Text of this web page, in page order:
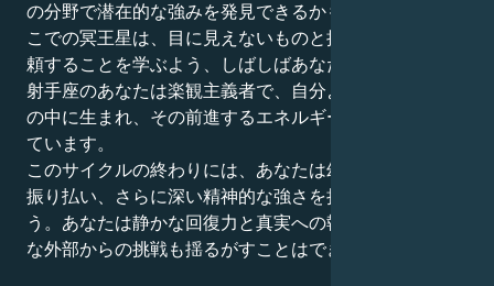
の分野で潜在的な強みを発見できるかもしれません。こ
こでの冥王星は、目に見えないものと接触し、直感を信
頼することを学ぶよう、しばしばあなたを鼓舞します。
射手座のあなたは楽観主義者で、自分よりも大きなもの
の中に生まれ、その前進するエネルギーは可能性に満ち
ています。
このサイクルの終わりには、あなたは幻想と恐れの層を
振り払い、さらに深い精神的な強さを持って現れるだろ
う。あなたは静かな回復力と真実への執着を持ち、どん
な外部からの挑戦も揺るがすことはできないだろう。